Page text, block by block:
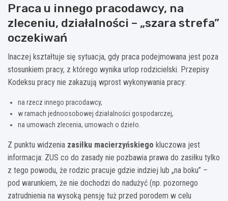
Praca u innego pracodawcy, na
zleceniu, działalności – „szara strefa”
oczekiwań
Inaczej kształtuje się sytuacja, gdy praca podejmowana jest poza
stosunkiem pracy, z którego wynika urlop rodzicielski. Przepisy
Kodeksu pracy nie zakazują wprost wykonywania pracy:
na rzecz innego pracodawcy,
w ramach jednoosobowej działalności gospodarczej,
na umowach zlecenia, umowach o dzieło.
Z punktu widzenia zasiłku macierzyńskiego kluczowa jest
informacja: ZUS co do zasady nie pozbawia prawa do zasiłku tylko
z tego powodu, że rodzic pracuje gdzie indziej lub „na boku” –
pod warunkiem, że nie dochodzi do nadużyć (np. pozornego
zatrudnienia na wysoką pensję tuż przed porodem w celu